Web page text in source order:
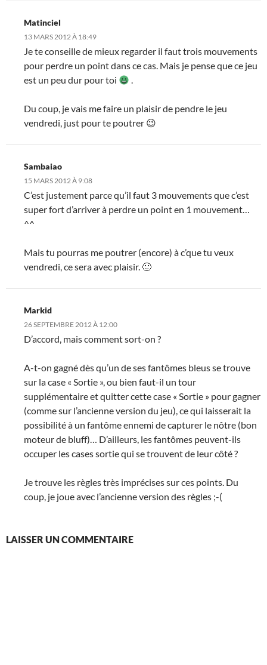
Matinciel
13 MARS 2012 À 18:49
Je te conseille de mieux regarder il faut trois mouvements
pour perdre un point dans ce cas. Mais je pense que ce jeu
est un peu dur pour toi
.
Du coup, je vais me faire un plaisir de pendre le jeu
vendredi, just pour te poutrer 😉
Sambaiao
15 MARS 2012 À 9:08
C’est justement parce qu’il faut 3 mouvements que c’est
super fort d’arriver à perdre un point en 1 mouvement…
^^
Mais tu pourras me poutrer (encore) à c’que tu veux
vendredi, ce sera avec plaisir. 🙂
Markid
26 SEPTEMBRE 2012 À 12:00
D’accord, mais comment sort-on ?
A-t-on gagné dès qu’un de ses fantômes bleus se trouve
sur la case « Sortie », ou bien faut-il un tour
supplémentaire et quitter cette case « Sortie » pour gagner
(comme sur l’ancienne version du jeu), ce qui laisserait la
possibilité à un fantôme ennemi de capturer le nôtre (bon
moteur de bluff)… D’ailleurs, les fantômes peuvent-ils
occuper les cases sortie qui se trouvent de leur côté ?
Je trouve les règles très imprécises sur ces points. Du
coup, je joue avec l’ancienne version des règles ;-(
LAISSER UN COMMENTAIRE